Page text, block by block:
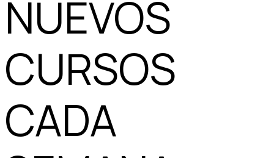
NUEVOS
CURSOS
CADA